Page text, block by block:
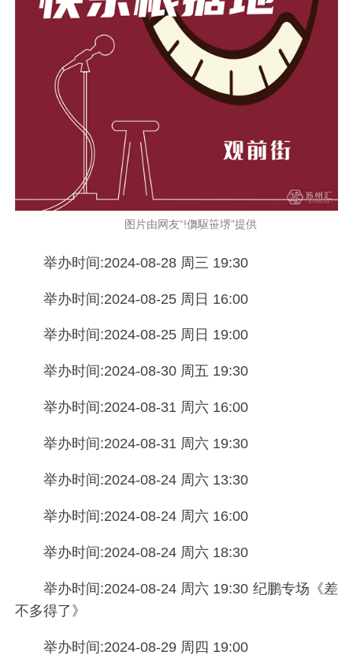
图片由网友“!儛駆笹堺”提供
举办时间:2024-08-28 周三 19:30
举办时间:2024-08-25 周日 16:00
举办时间:2024-08-25 周日 19:00
举办时间:2024-08-30 周五 19:30
举办时间:2024-08-31 周六 16:00
举办时间:2024-08-31 周六 19:30
举办时间:2024-08-24 周六 13:30
举办时间:2024-08-24 周六 16:00
举办时间:2024-08-24 周六 18:30
举办时间:2024-08-24 周六 19:30 纪鹏专场《差
不多得了》
举办时间:2024-08-29 周四 19:00